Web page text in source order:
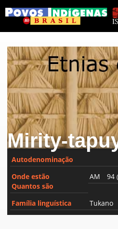
Mirity-
Autodenominação
Onde estão
Quantos são
AM 94
Família linguística Tukano